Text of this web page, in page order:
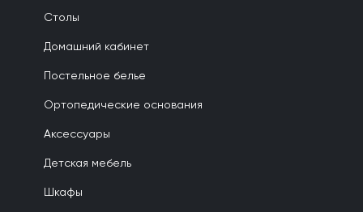
Столы
Домашний кабинет
Постельное белье
Ортопедические основания
Аксессуары
Детская мебель
Шкафы